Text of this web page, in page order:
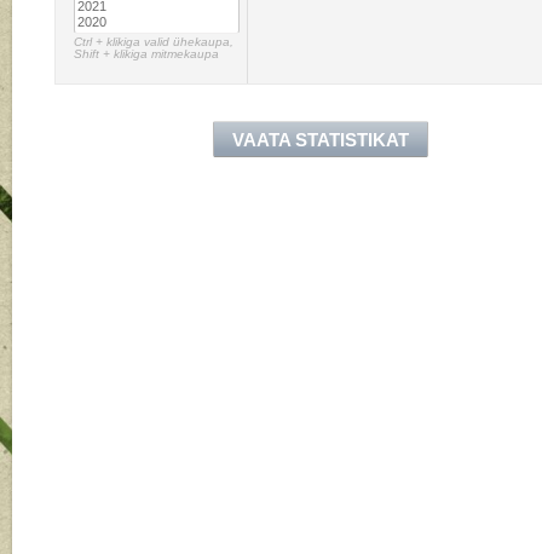
Ctrl + klikiga valid ühekaupa,
Shift + klikiga mitmekaupa
VAATA STATISTIKAT